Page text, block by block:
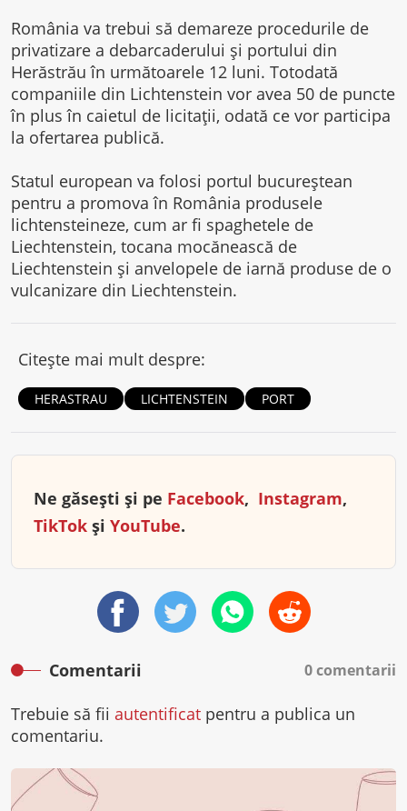
România va trebui să demareze procedurile de
privatizare a debarcaderului și portului din
Herăstrău în următoarele 12 luni. Totodată
companiile din Lichtenstein vor avea 50 de puncte
în plus în caietul de licitații, odată ce vor participa
la ofertarea publică.
Statul european va folosi portul bucureștean
pentru a promova în România produsele
lichtensteineze, cum ar fi spaghetele de
Liechtenstein, tocana mocănească de
Liechtenstein și anvelopele de iarnă produse de o
vulcanizare din Liechtenstein.
Citește mai mult despre:
HERASTRAU LICHTENSTEIN PORT
Ne găsești și pe Facebook, Instagram,
TikTok și YouTube.
Comentarii 0 comentarii
Trebuie să fii autentificat pentru a publica un
comentariu.